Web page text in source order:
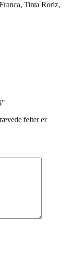
Tinta Roriz,
felter er